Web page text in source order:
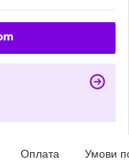
Оплата Умови